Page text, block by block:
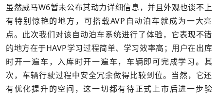
虽然威马W6暂未公布其动力详细信息，并且外观也谈不上
有特别惊艳的地方，可搭载AVP自动泊车就成为一大亮
点。此次我们对该自动泊车系统进行了体验，它表现不错
的地方在于HAVP学习过程简单、学习效率高；用户在出库
时开一遍车，入库时开一遍车，车辆即可完成学习。其
次，车辆行驶过程中安全冗余做得比较到位。当然，它还
有优化提升的空间，这一切都有待正式上市后进一步验